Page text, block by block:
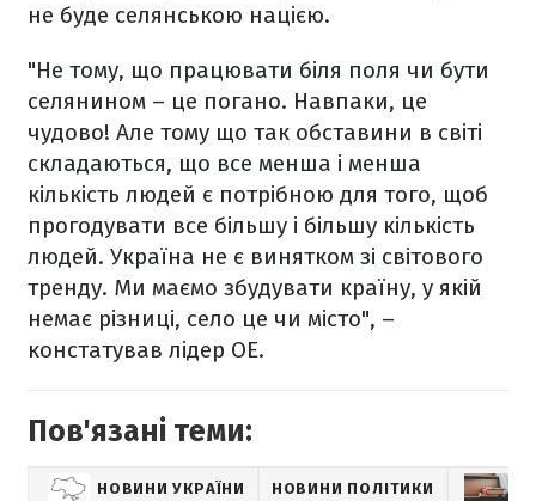
не буде селянською нацією.
"Не тому, що працювати біля поля чи бути
селянином – це погано. Навпаки, це
чудово! Але тому що так обставини в світі
складаються, що все менша і менша
кількість людей є потрібною для того, щоб
прогодувати все більшу і більшу кількість
людей. Україна не є винятком зі світового
тренду. Ми маємо збудувати країну, у якій
немає різниці, село це чи місто", –
констатував лідер ОЕ.
Пов'язані теми:
НОВИНИ УКРАЇНИ НОВИНИ ПОЛІТИКИ